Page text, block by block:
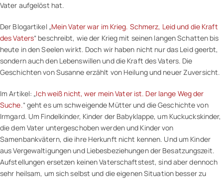
Vater aufgelöst hat.
Der Blogartikel „Mein Vater war im Krieg. Schmerz, Leid und die Kraft
des Vaters“ beschreibt, wie der Krieg mit seinen langen Schatten bis
heute in den Seelen wirkt. Doch wir haben nicht nur das Leid geerbt,
sondern auch den Lebenswillen und die Kraft des Vaters. Die
Geschichten von Susanne erzählt von Heilung und neuer Zuversicht.
Im Artikel: „Ich weiß nicht, wer mein Vater ist. Der lange Weg der
Suche.“ geht es um schweigende Mütter und die Geschichte von
Irmgard. Um Findelkinder, Kinder der Babyklappe, um Kuckuckskinder,
die dem Vater untergeschoben werden und Kinder von
Samenbankvätern, die ihre Herkunft nicht kennen. Und um Kinder
aus Vergewaltigungen und Liebesbeziehungen der Besatzungszeit.
Aufstellungen ersetzen keinen Vaterschaftstest, sind aber dennoch
sehr heilsam, um sich selbst und die eigenen Situation besser zu